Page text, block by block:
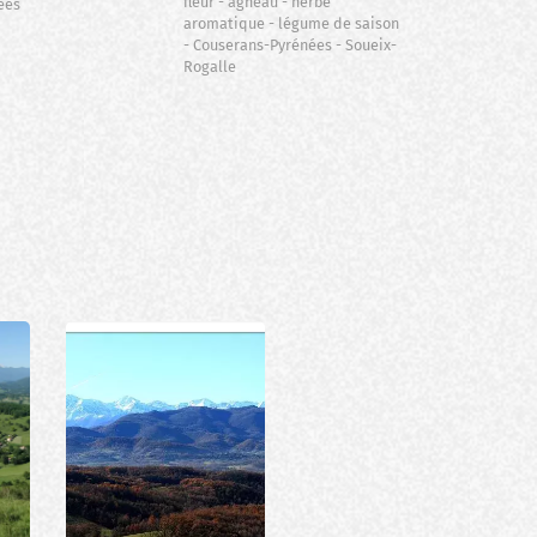
aromatique légume de saison
Couserans-Pyrénées Soueix-
Rogalle